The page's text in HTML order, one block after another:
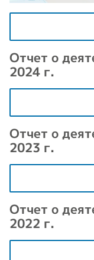
Отчет о
2024 г.
Отчет о
2023 г.
Отчет о
2022 г.